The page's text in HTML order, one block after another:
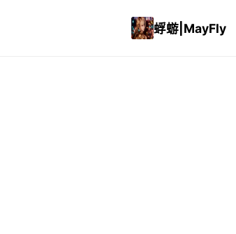
蜉蝣|MayFly